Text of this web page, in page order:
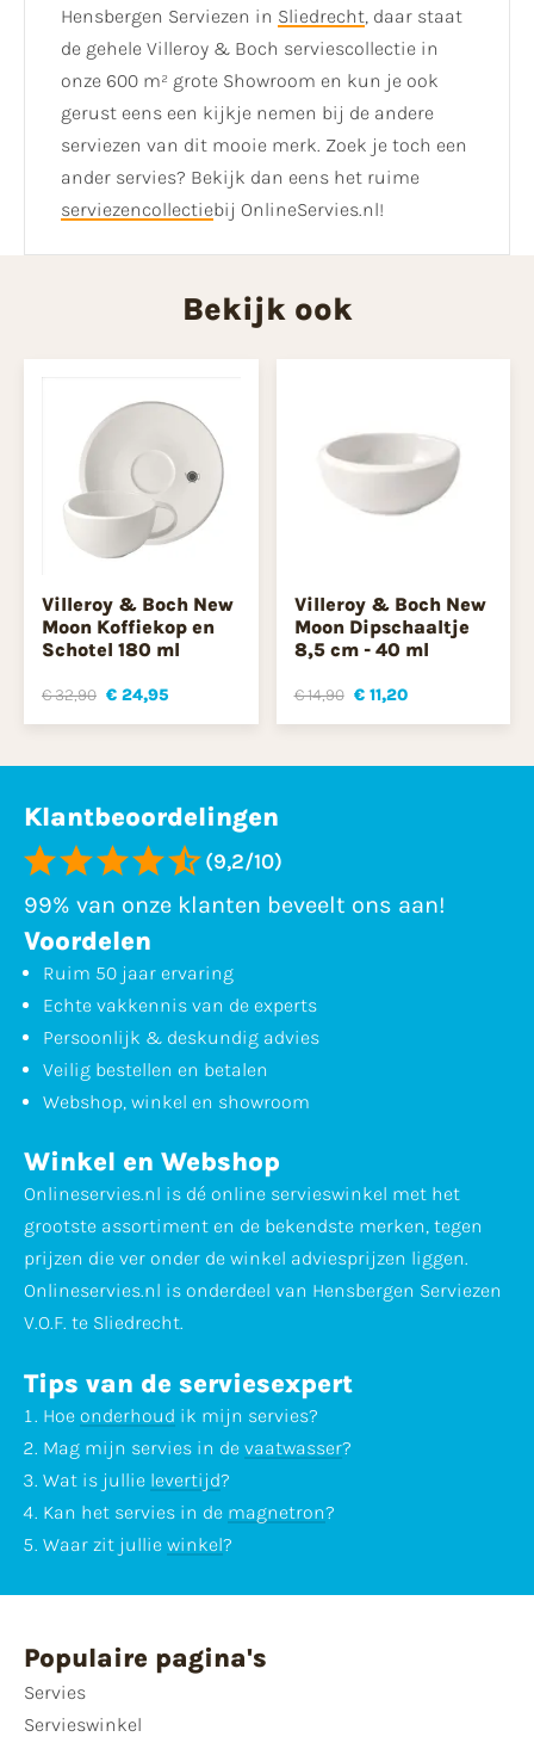
Hensbergen Serviezen in Sliedrecht, daar staat
de gehele Villeroy & Boch serviescollectie in
onze 600 m² grote Showroom en kun je ook
gerust eens een kijkje nemen bij de andere
serviezen van dit mooie merk. Zoek je toch een
ander servies? Bekijk dan eens het ruime
serviezencollectiebij OnlineServies.nl!
Bekijk ook
Villeroy & Boch New
Moon Koffiekop en
Schotel 180 ml
€ 32,90 € 24,95
Villeroy & Boch New
Moon Dipschaaltje
8,5 cm - 40 ml
€ 14,90 € 11,20
Klantbeoordelingen
(9,2/10)
99% van onze klanten beveelt ons aan!
Voordelen
Ruim 50 jaar ervaring
Echte vakkennis van de experts
Persoonlijk & deskundig advies
Veilig bestellen en betalen
Webshop, winkel en showroom
Winkel en Webshop
Onlineservies.nl is dé online servieswinkel met het
grootste assortiment en de bekendste merken, tegen
prijzen die ver onder de winkel adviesprijzen liggen.
Onlineservies.nl is onderdeel van Hensbergen Serviezen
V.O.F. te Sliedrecht.
Tips van de serviesexpert
Hoe onderhoud ik mijn servies?
Mag mijn servies in de vaatwasser?
Wat is jullie levertijd?
Kan het servies in de magnetron?
Waar zit jullie winkel?
Populaire pagina's
Servies
Servieswinkel